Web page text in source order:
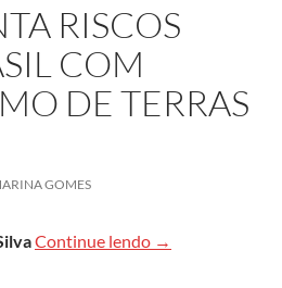
RISCOS
COM
DE TERRAS
GOMES
Continue lendo Obra aponta
→